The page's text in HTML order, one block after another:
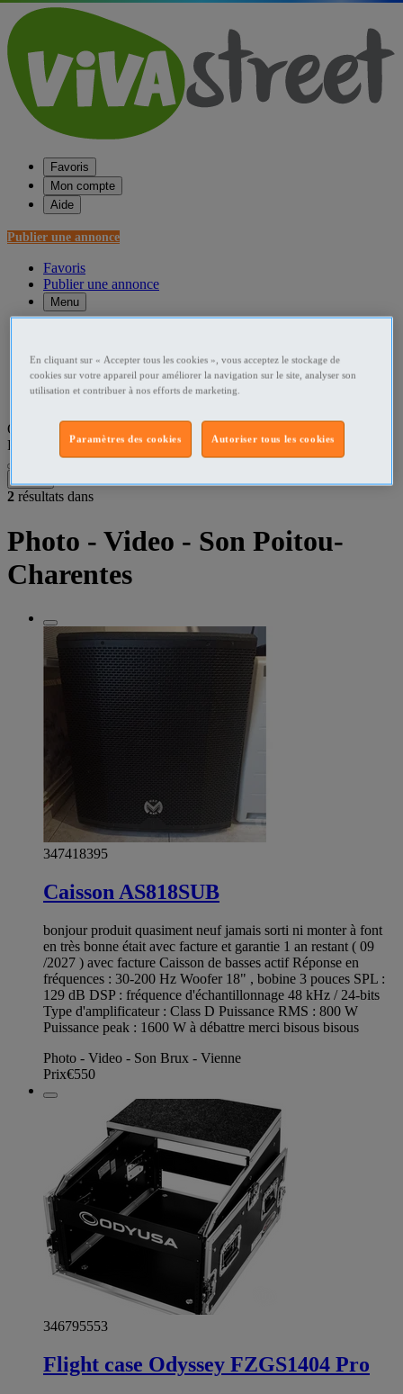
Favoris
Mon compte
Aide
Publier une annonce
Favoris
Publier une annonce
Menu
France Photo - Video - Son
Poitou-Charentes Photo - Video - Son
Que recherchez-vous ?
Photo - Video - Son• Poitou-Charentes
2 résultats dans
Photo - Video - Son Poitou-
Charentes
347418395
Caisson AS818SUB
bonjour produit quasiment neuf jamais sorti ni monter à font
en très bonne était avec facture et garantie 1 an restant ( 09
/2027 ) avec facture Caisson de basses actif Réponse en
fréquences : 30-200 Hz Woofer 18" , bobine 3 pouces SPL :
129 dB DSP : fréquence d'échantillonnage 48 kHz / 24-bits
Type d'amplificateur : Class D Puissance RMS : 800 W
Puissance peak : 1600 W à débattre merci bisous bisous
Photo - Video - Son Brux - Vienne
Prix€550
346795553
Flight case Odyssey FZGS1404 Pro
En cliquant sur « Accepter tous les cookies », vous acceptez le stockage de
cookies sur votre appareil pour améliorer la navigation sur le site, analyser son
utilisation et contribuer à nos efforts de marketing.
Autoriser tous les cookies
Paramètres des cookies